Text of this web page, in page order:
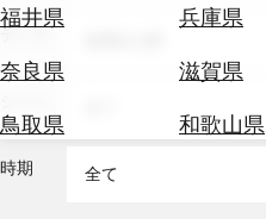
福井県
兵庫県
奈良県
滋賀県
鳥取県
和歌山県
券
テ
を
テーマ
時期 全て